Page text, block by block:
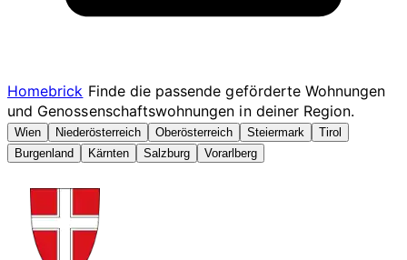
Homebrick Finde die passende geförderte Wohnungen
und Genossenschaftswohnungen in deiner Region.
Wien Niederösterreich Oberösterreich Steiermark
Tirol
Burgenland
Kärnten Salzburg Vorarlberg